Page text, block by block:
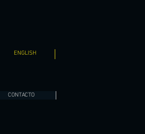
ENGLISH
CONTACTO